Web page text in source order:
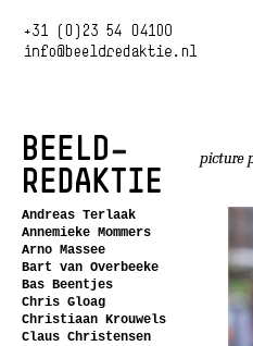
Andreas Terlaak
Annemieke Mommers
Arno Massee
Bart van Overbeeke
Bas Beentjes
Chris Gloag
Christiaan Krouwels
Claus Christensen